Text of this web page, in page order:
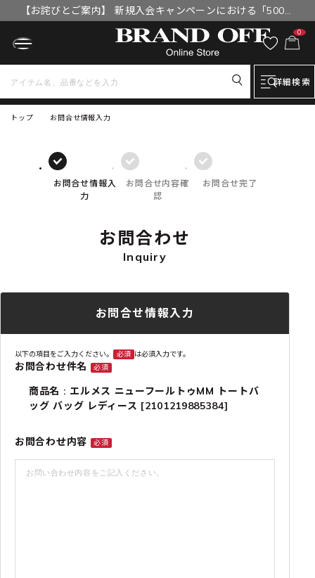
【お詫びとご案内】 新規入会キャンペーンにおける「500円
OFFクーポン」付与漏れと補填について
0
詳細検索
トップ お問合せ情報入力
お問合せ情報入
力
お問合せ内容確
認
お問合せ完了
お問合わせ
Inquiry
お問合せ情報入力
以下の項目をご入力ください。 必須 は必須入力です。
お問合わせ件名 必須
商品名 : エルメス ニューフールトゥMM トートバ
ッグ バッグ レディース [2101219885384]
お問合わせ内容 必須